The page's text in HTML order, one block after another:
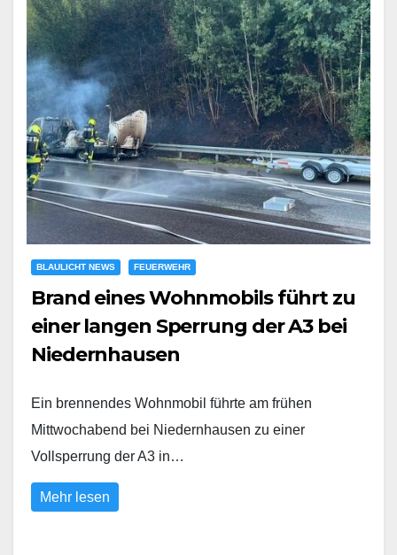
BLAULICHT NEWS FEUERWEHR
Brand eines Wohnmobils führt zu
einer langen Sperrung der A3 bei
Niedernhausen
Ein brennendes Wohnmobil führte am frühen
Mittwochabend bei Niedernhausen zu einer
Vollsperrung der A3 in…
Mehr lesen